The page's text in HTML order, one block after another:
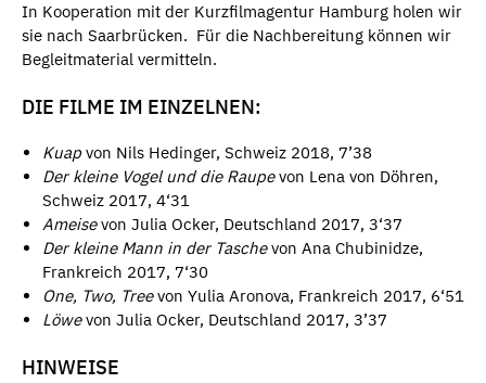
In Kooperation mit der Kurzfilmagentur Hamburg holen wir
sie nach Saarbrücken. Für die Nachbereitung können wir
Begleitmaterial vermitteln.
DIE FILME IM EINZELNEN:
Kuapvon Nils Hedinger, Schweiz 2018, 7’38
Der kleine Vogel und die Raupevon Lena von Döhren,
Schweiz 2017, 4‘31
Ameisevon Julia Ocker, Deutschland 2017, 3‘37
Der kleine Mann in der Taschevon Ana Chubinidze,
Frankreich 2017, 7‘30
One, Two, Treevon Yulia Aronova, Frankreich 2017, 6‘51
Löwevon Julia Ocker, Deutschland 2017, 3’37
HINWEISE